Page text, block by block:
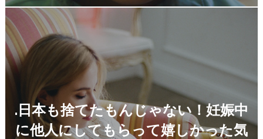
.日本も捨てたもんじゃない！妊娠中
に他人にしてもらって嬉しかった気